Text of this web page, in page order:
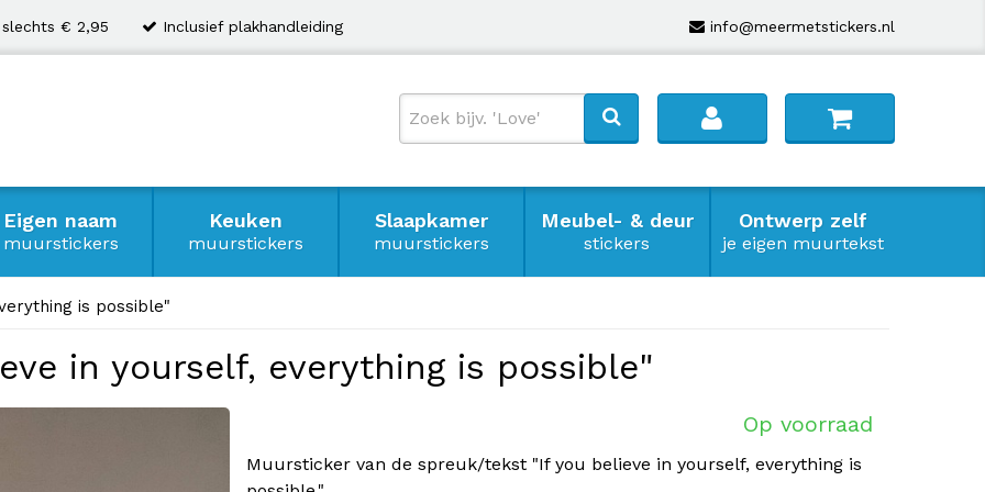
info@meermetstickers.nl
slechts € 2,95 Inclusief plakhandleiding
Eigen naam
muurstickers
Keuken
muurstickers
Slaapkamer
muurstickers
Meubel- & deur
stickers
Ontwerp zelf
je eigen muurtekst
is possible"
in yourself, everything is possible"
Op voorraad
Muursticker van de spreuk/tekst "If you believe in yourself, everything is